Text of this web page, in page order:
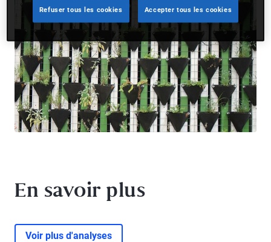
En savoir plus
Voir plus d'analyses
Refuser tous les cookies Accepter tous les cookies